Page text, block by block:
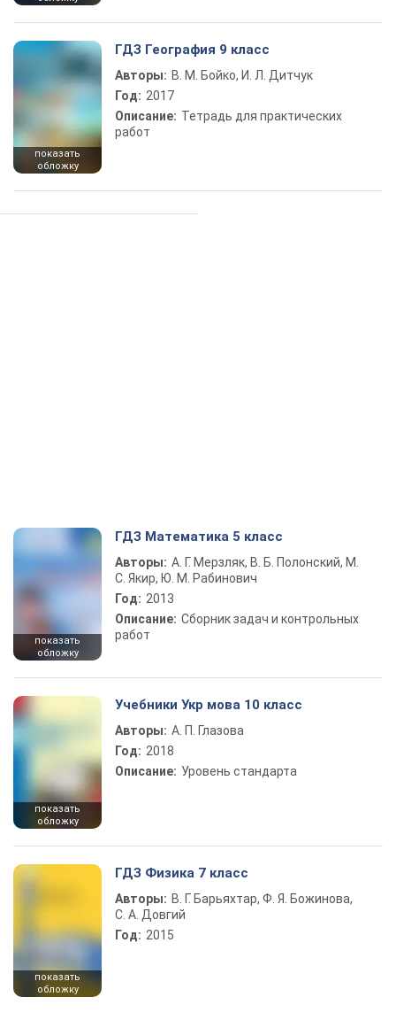
показать
обложку
ГДЗ География 9 класс
Авторы: В. М. Бойко, И. Л. Дитчук
Год: 2017
Описание: Тетрадь для практических
работ
показать
обложку
ГДЗ Математика 5 класс
Авторы: А. Г. Мерзляк, В. Б. Полонский, М.
С. Якир, Ю. М. Рабинович
Год: 2013
Описание: Сборник задач и контрольных
работ
показать
обложку
Учебники Укр мова 10 класс
Авторы: А. П. Глазова
Год: 2018
Описание: Уровень стандарта
показать
обложку
ГДЗ Физика 7 класс
Авторы: В. Г. Барьяхтар, Ф. Я. Божинова,
С. А. Довгий
Год: 2015